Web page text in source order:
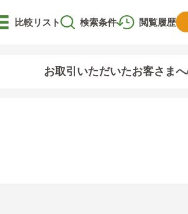
閲覧履歴
比較リスト 検索条件
お取引いただいたお客さま